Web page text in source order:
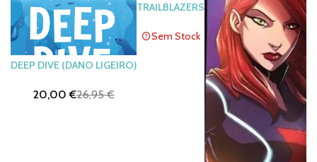
DEEP DIVE (DANO LIGEIRO)
20,00 €26,95 €
TRAILBLAZERS
Sem Stock